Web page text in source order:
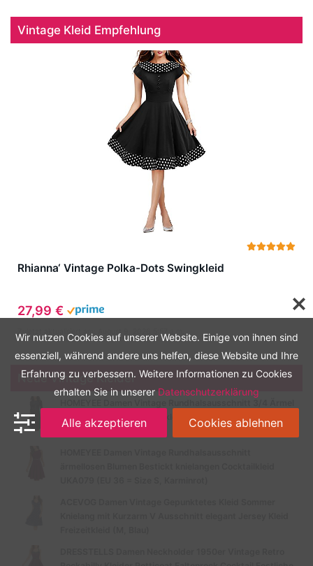
Vintage Kleid Empfehlung
Rhianna‘ Vintage Polka-Dots Swingkleid
27,99 €
Zuletzt aktualisiert am: August 9, 2026 5:57 a.m.
Neue Vintage Kleider
Retro Knielanges Cocktailkleid A135 (EU 40 = Size L,
Schwarz-B)
Wir nutzen Cookies auf unserer Website. Einige von ihnen sind
essenziell, während andere uns helfen, diese Website und Ihre
Erfahrung zu verbessern. Weitere Informationen zu Cookies
erhalten Sie in unserer Datenschutzerklärung
Alle akzeptieren Cookies ablehnen